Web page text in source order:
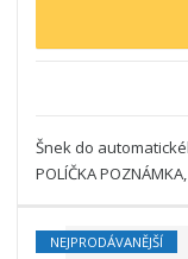
Šnek do
POLÍČKA
NEJPRODÁVANĚJŠÍ